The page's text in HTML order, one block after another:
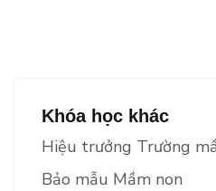
Khóa học khác
Hiệu trưởng Trường
Bảo mẫu Mầm non